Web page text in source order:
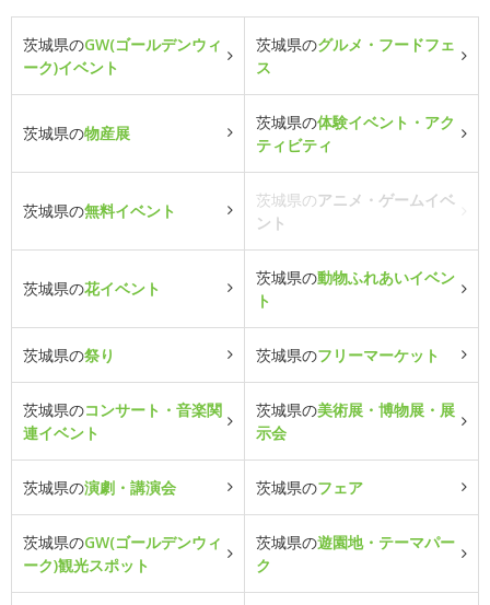
茨城県のGW(ゴールデンウィ
ーク)イベント
茨城県のグルメ・フードフェ
ス
茨城県の物産展
茨城県の体験イベント・アク
ティビティ
茨城県の無料イベント
茨城県のアニメ・ゲームイベ
ント
茨城県の花イベント
茨城県の動物ふれあいイベン
ト
茨城県の祭り 茨城県のフリーマーケット
茨城県のコンサート・音楽関
連イベント
茨城県の美術展・博物展・展
示会
茨城県の演劇・講演会 茨城県のフェア
茨城県のGW(ゴールデンウィ
ーク)観光スポット
茨城県の遊園地・テーマパー
ク